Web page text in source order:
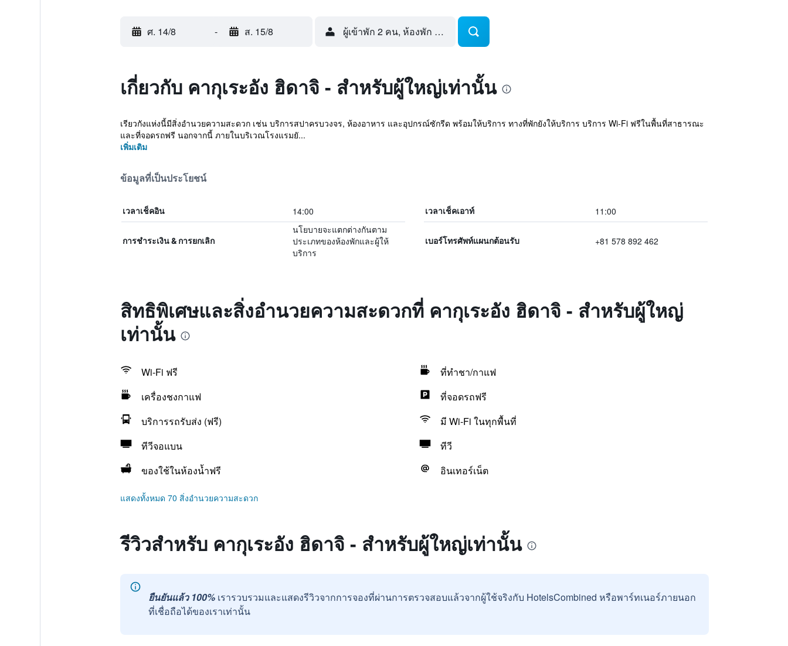
ศ. 14/8 - ส. 15/8 ผู้เข้าพัก 2 คน, ห้องพัก 1 ห้อง
เกี่ยวกับ คากุเระอัง ฮิดาจิ - สำหรับผู้ใหญ่เท่านั้น
เรียวกังแห่งนี้มีสิ่งอำนวยความสะดวก เช่น บริการสปาครบวงจร, ห้องอาหาร และอุปกรณ์ซักรีด พร้อมให้บริการ ทางที่พักยังให้บริการ บริการ Wi-Fi ฟรีในพื้นที่สาธารณะ
และที่จอดรถฟรี นอกจากนี้ ภายในบริเวณโรงแรมยั...
เพิ่มเติม
ข้อมูลที่เป็นประโยชน์
เวลาเช็คอิน 14:00 เวลาเช็คเอาท์ 11:00
การชำระเงิน & การยกเลิก
นโยบายจะแตกต่างกันตาม
ประเภทของห้องพักและผู้ให้
บริการ
เบอร์โทรศัพท์แผนกต้อนรับ +81 578 892 462
สิทธิพิเศษและสิ่งอำนวยความสะดวกที่ คากุเระอัง ฮิดาจิ - สำหรับผู้ใหญ่
เท่านั้น
Wi-Fi ฟรี
ที่ทำชา/กาแฟ
เครื่องชงกาแฟ
ที่จอดรถฟรี
บริการรถรับส่ง (ฟรี)
มี Wi-Fi ในทุกพื้นที่
ทีวีจอแบน
ทีวี
ของใช้ในห้องน้ำฟรี
อินเทอร์เน็ต
แสดงทั้งหมด 70 สิ่งอำนวยความสะดวก
รีวิวสำหรับ คากุเระอัง ฮิดาจิ - สำหรับผู้ใหญ่เท่านั้น
ยืนยันแล้ว 100% เรารวบรวมและแสดงรีวิวจากการจองที่ผ่านการตรวจสอบแล้วจากผู้ใช้จริงกับ HotelsCombined หรือพาร์ทเนอร์ภายนอก
ที่เชื่อถือได้ของเราเท่านั้น